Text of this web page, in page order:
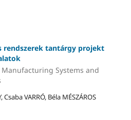
rendszerek tantárgy projekt
Systems and
VARRÓ, Béla MÉSZÁROS